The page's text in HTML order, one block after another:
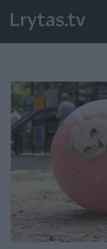
Paremkite Ukrainą